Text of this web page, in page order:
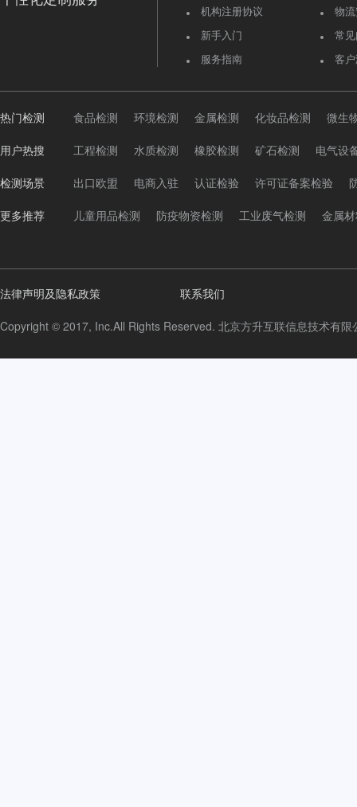
机构注册协议
新手入门
服务指南
物
常
客
热门检测 食品检测 环境检测 金属检测 化妆品检测 微生
用户热搜 工程检测 水质检测 橡胶检测 矿石检测 电气设
检测场景 出口欧盟 电商入驻 认证检验 许可证备案检验
更多推荐 儿童用品检测 防疫物资检测 工业废气检测 金属
法律声明及隐私政策 联系我们
Copyright © 2017, Inc.All Rights Reserved. 北京方升互联信息技术有